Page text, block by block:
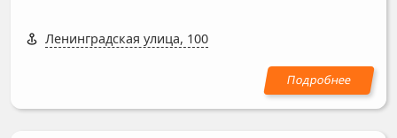
Ленинградская улица, 100